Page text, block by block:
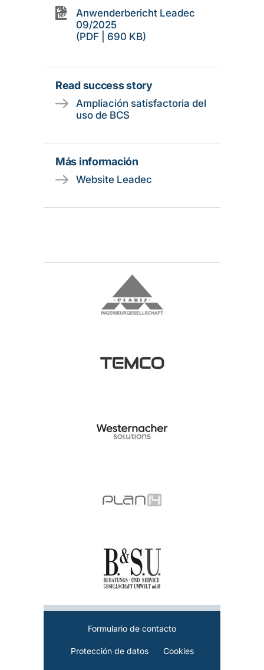
Anwenderbericht Leadec
09/2025
(PDF | 690 KB)
Read success story
Ampliación satisfactoria del
uso de BCS
Más información
Website Leadec
Formulario de contacto
Protección de datos Cookies